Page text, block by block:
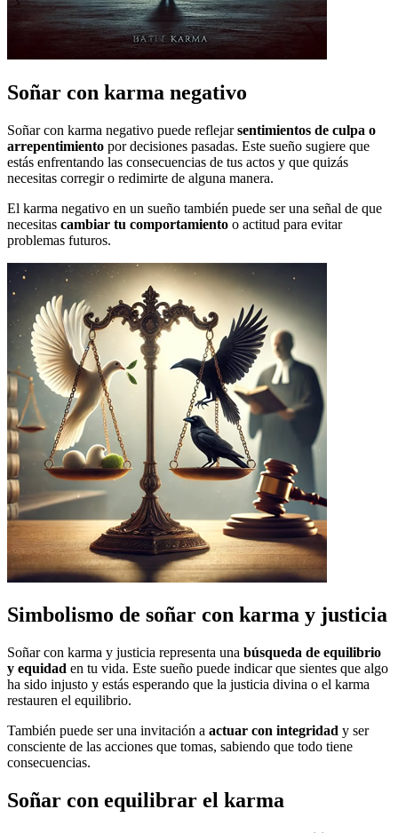
Soñar con karma negativo
Soñar con karma negativo puede reflejarsentimientos de culpa o
arrepentimiento por decisiones pasadas. Este sueño sugiere que
estás enfrentando las consecuencias de tus actos y que quizás
necesitas corregir o redimirte de alguna manera.
El karma negativo en un sueño también puede ser una señal de que
necesitas cambiar tu comportamiento o actitud para evitar
problemas futuros.
Simbolismo de soñar con karma y justicia
Soñar con karma y justicia representa una búsqueda de equilibrio
y equidad en tu vida. Este sueño puede indicar que sientes que algo
ha sido injusto y estás esperando que la justicia divina o el karma
restauren el equilibrio.
También puede ser una invitación a actuar con integridad y ser
consciente de las acciones que tomas, sabiendo que todo tiene
consecuencias.
Soñar con equilibrar el karma